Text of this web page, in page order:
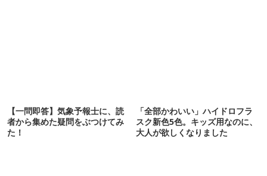
【一問即答】気象予報士に、読
者から集めた疑問をぶつけてみ
た！
「全部かわいい」ハイドロフラ
スク新色5色。キッズ用なのに、
大人が欲しくなりました